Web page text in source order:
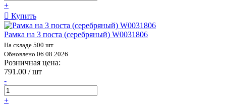
+
Купить
Рамка на 3 поста (серебряный) W0031806
На складе 500 шт
Обновлено 06.08.2026
Розничная цена:
791.00 / шт
-
+